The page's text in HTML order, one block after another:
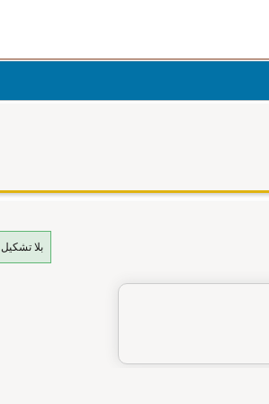
بلا تشكيل